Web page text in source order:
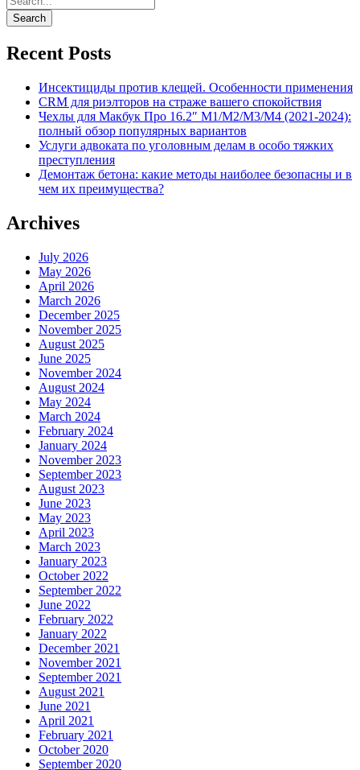
Recent Posts
Инсектициды против клещей. Особенности применения
CRM для риэлторов на страже вашего спокойствия
Чехлы для Макбук Про 16.2″ M1/M2/M3/M4 (2021-2024):
полный обзор популярных вариантов
Услуги адвоката по уголовным делам в особо тяжких
преступления
Демонтаж бетона: какие методы наиболее безопасны и в
чем их преимущества?
Archives
July 2026
May 2026
April 2026
March 2026
December 2025
November 2025
August 2025
June 2025
November 2024
August 2024
May 2024
March 2024
February 2024
January 2024
November 2023
September 2023
August 2023
June 2023
May 2023
April 2023
March 2023
January 2023
October 2022
September 2022
June 2022
February 2022
January 2022
December 2021
November 2021
September 2021
August 2021
June 2021
April 2021
February 2021
October 2020
September 2020